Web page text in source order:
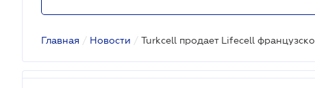
Главная / Новости / Turkcell продает Lifecell